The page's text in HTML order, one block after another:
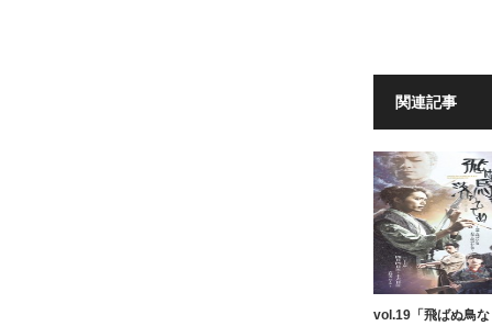
関連記事
vol.19「飛ばぬ鳥